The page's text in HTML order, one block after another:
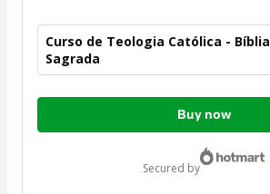
Curso de Teologia Católica - Bíblia
Sagrada
Total
Buy now
secured by